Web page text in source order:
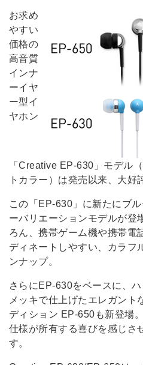
お求め
やすい
価格の
高音質
インナ
ーイヤ
ー型イ
ヤホン
「Creative EP-630」モデル
トカラー）は発売以来、大好
この「EP-630」に新たにブ
ーバリエーションモデルが登
ろん、携帯ゲーム機や携帯電
ディネートしやすい、カラフ
ンナップ。
さらにEP-630をベースに、
メッキで仕上げたエレガント
ディション EP-650も新登場
仕様が所有する喜びを感じさ
す。